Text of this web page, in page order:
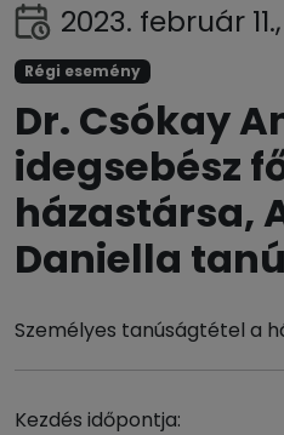
2023. február
Régi esemény
Dr. Csókay
idegsebész
házastársa,
Daniella
Személyes tanúságtétel a
Kezdés időpontja: